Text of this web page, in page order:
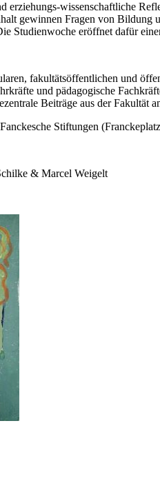
erziehungs-wissenschaftliche
gewinnen Fragen von
Studienwoche eröffnet dafür
fakultätsöffentlichen und
und pädagogische
Beiträge aus der Fakultät
Stiftungen
& Marcel Weigelt